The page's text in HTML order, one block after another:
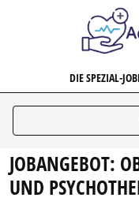
DIE SPEZIAL-
JOBANGEBOT:
UND